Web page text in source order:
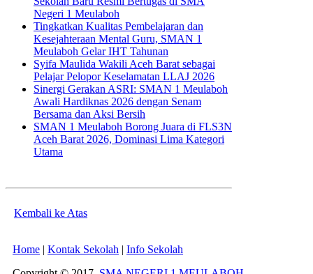
Negeri 1 Meulaboh
Tingkatkan Kualitas Pembelajaran dan
Kesejahteraan Mental Guru, SMAN 1
Meulaboh Gelar IHT Tahunan
Syifa Maulida Wakili Aceh Barat sebagai
Pelajar Pelopor Keselamatan LLAJ 2026
Sinergi Gerakan ASRI: SMAN 1 Meulaboh
Awali Hardiknas 2026 dengan Senam
Bersama dan Aksi Bersih
SMAN 1 Meulaboh Borong Juara di FLS3N
Aceh Barat 2026, Dominasi Lima Kategori
Utama
Kembali ke Atas
Home | Kontak Sekolah | Info Sekolah